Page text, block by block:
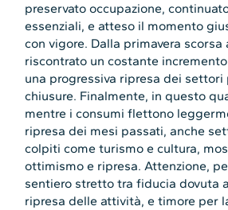
preservato occupazione,
essenziali, e atteso il momento
con vigore. Dalla primavera scorsa
riscontrato un costante
una progressiva ripresa dei
chiusure. Finalmente, in questo
mentre i consumi flettono
ripresa dei mesi passati, anche
colpiti come turismo e cultura,
ottimismo e ripresa. Attenzione,
sentiero stretto tra fiducia dovuta
ripresa delle attività, e timore per